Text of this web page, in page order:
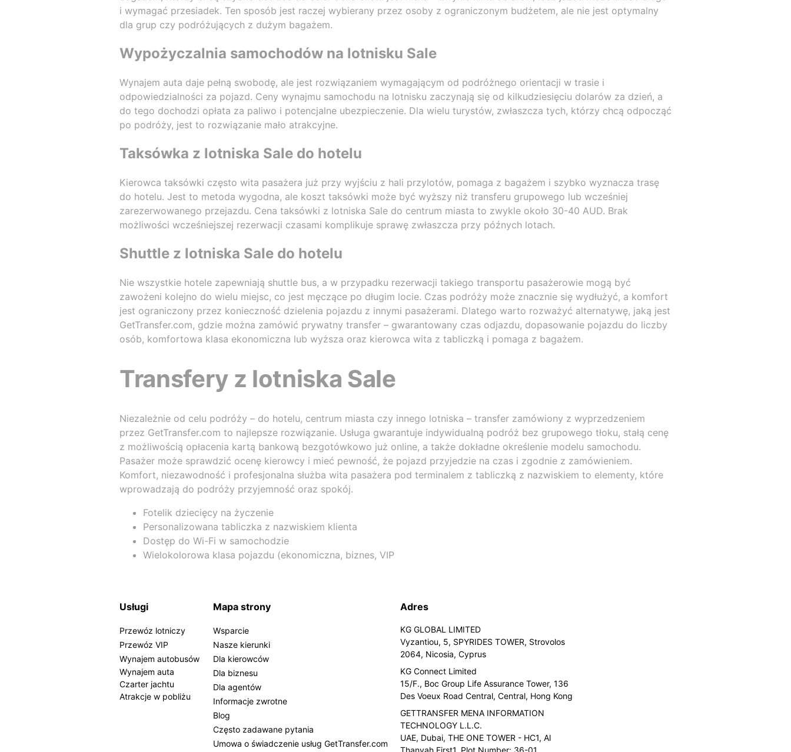
i wymagać przesiadek. Ten sposób jest raczej wybierany przez osoby z ograniczonym budżetem, ale nie jest optymalny
dla grup czy podróżujących z dużym bagażem.
Wypożyczalnia samochodów na lotnisku Sale
Wynajem auta daje pełną swobodę, ale jest rozwiązaniem wymagającym od podróżnego orientacji w trasie i
odpowiedzialności za pojazd. Ceny wynajmu samochodu na lotnisku zaczynają się od kilkudziesięciu dolarów za dzień, a
do tego dochodzi opłata za paliwo i potencjalne ubezpieczenie. Dla wielu turystów, zwłaszcza tych, którzy chcą odpocząć
po podróży, jest to rozwiązanie mało atrakcyjne.
Taksówka z lotniska Sale do hotelu
Kierowca taksówki często wita pasażera już przy wyjściu z hali przylotów, pomaga z bagażem i szybko wyznacza trasę
do hotelu. Jest to metoda wygodna, ale koszt taksówki może być wyższy niż transferu grupowego lub wcześniej
zarezerwowanego przejazdu. Cena taksówki z lotniska Sale do centrum miasta to zwykle około 30-40 AUD. Brak
możliwości wcześniejszej rezerwacji czasami komplikuje sprawę zwłaszcza przy późnych lotach.
Shuttle z lotniska Sale do hotelu
Nie wszystkie hotele zapewniają shuttle bus, a w przypadku rezerwacji takiego transportu pasażerowie mogą być
zawożeni kolejno do wielu miejsc, co jest męczące po długim locie. Czas podróży może znacznie się wydłużyć, a komfort
jest ograniczony przez konieczność dzielenia pojazdu z innymi pasażerami. Dlatego warto rozważyć alternatywę, jaką jest
GetTransfer.com, gdzie można zamówić prywatny transfer – gwarantowany czas odjazdu, dopasowanie pojazdu do liczby
osób, komfortowa klasa ekonomiczna lub wyższa oraz kierowca wita z tabliczką i pomaga z bagażem.
Transfery z lotniska Sale
Niezależnie od celu podróży – do hotelu, centrum miasta czy innego lotniska – transfer zamówiony z wyprzedzeniem
przez GetTransfer.com to najlepsze rozwiązanie. Usługa gwarantuje indywidualną podróż bez grupowego tłoku, stałą cenę
z możliwością opłacenia kartą bankową bezgotówkowo już online, a także dokładne określenie modelu samochodu.
Pasażer może sprawdzić ocenę kierowcy i mieć pewność, że pojazd przyjedzie na czas i zgodnie z zamówieniem.
Komfort, niezawodność i profesjonalna służba wita pasażera pod terminalem z tabliczką z nazwiskiem to elementy, które
wprowadzają do podróży przyjemność oraz spokój.
Fotelik dziecięcy na życzenie
Personalizowana tabliczka z nazwiskiem klienta
Dostęp do Wi-Fi w samochodzie
Wielokolorowa klasa pojazdu (ekonomiczna, biznes, VIP
Usługi
Przewóz lotniczy
Przewóz VIP
Wynajem autobusów
Wynajem auta
Czarter jachtu
Atrakcje w pobliżu
Mapa strony
Wsparcie
Nasze kierunki
Dla kierowców
Dla biznesu
Dla agentów
Informacje zwrotne
Blog
Często zadawane pytania
Umowa o świadczenie usług GetTransfer.com
Adres
KG GLOBAL LIMITED
Vyzantiou, 5, SPYRIDES TOWER, Strovolos
2064, Nicosia, Cyprus
KG Connect Limited
15/F., Boc Group Life Assurance Tower, 136
Des Voeux Road Central, Central, Hong Kong
GETTRANSFER MENA INFORMATION
TECHNOLOGY L.L.C.
UAE, Dubai, THE ONE TOWER - HC1, Al
Thanyah First1, Plot Number: 36-01,